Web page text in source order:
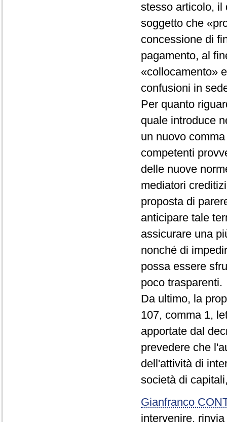
stesso articolo, il
soggetto che
concessione di
pagamento, al
«collocamento»
confusioni in
Per quanto
quale introduce
un nuovo
competenti
delle nuove
mediatori
proposta di
anticipare tale
assicurare una
nonché di
possa essere
poco trasparenti.
Da ultimo, la
107, comma 1,
apportate dal
prevedere che
dell'attività di
società di
Gianfranco
intervenire,